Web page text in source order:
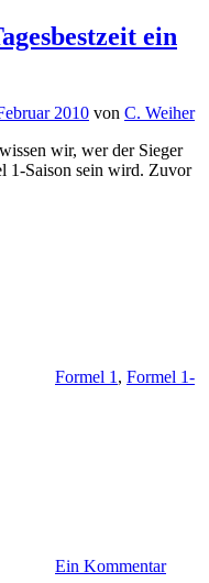
ein
2010 von C. Weiher
wir, wer der Sieger
1-Saison sein wird. Zuvor
Formel 1 , Formel 1-
Ein Kommentar